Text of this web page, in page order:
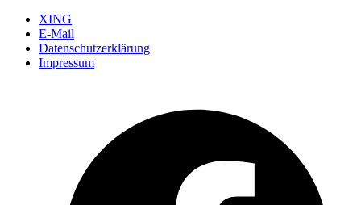
XING
E-Mail
Datenschutzerklärung
Impressum